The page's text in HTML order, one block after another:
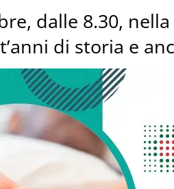
dalle 8.30,
di storia e